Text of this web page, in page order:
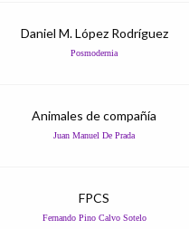
Daniel M. López Rodríguez
Posmodernia
Animales de compañía
Juan Manuel De Prada
FPCS
Fernando Pino Calvo Sotelo